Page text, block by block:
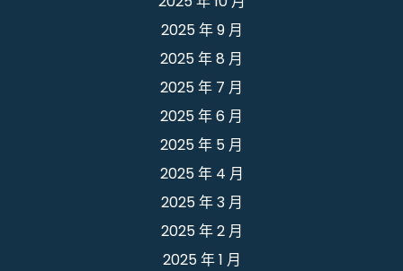
2025 年 9 月
2025 年 8 月
2025 年 7 月
2025 年 6 月
2025 年 5 月
2025 年 4 月
2025 年 3 月
2025 年 2 月
2025 年 1 月